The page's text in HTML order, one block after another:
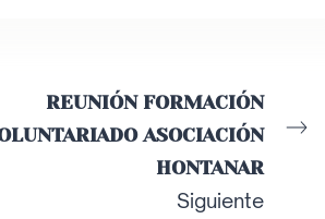
REUNIÓN FORMACIÓN
ASOCIACIÓN
HONTANAR
Siguiente